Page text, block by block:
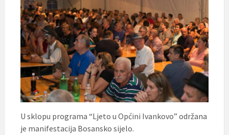
U sklopu programa “Ljeto u Općini Ivankovo” održana
je manifestacija Bosansko sijelo.